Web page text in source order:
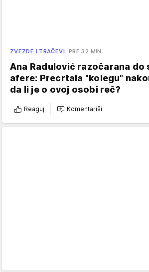
ZVEZDE I TRAČEVI PRE 32 MIN
Ana Radulović razočarana do
afere: Precrtala "kolegu"
da li je o ovoj osobi reč?
Reaguj Komentariši